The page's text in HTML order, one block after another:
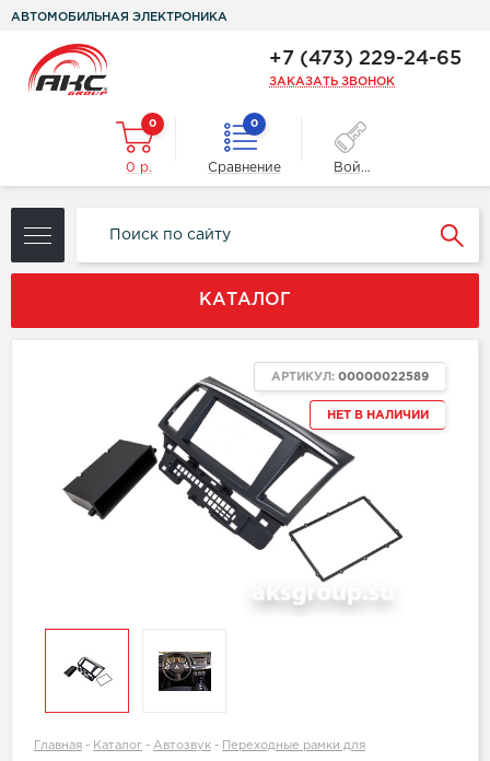
АВТОМОБИЛЬНАЯ ЭЛЕКТРОНИКА
+7 (473) 229-24-65
ЗАКАЗАТЬ ЗВОНОК
0
0 р.
0
Сравнение Войти
КАТАЛОГ
НЕТ В НАЛИЧИИ
АРТИКУЛ: 00000022589
Главная - Каталог - Автозвук -
Переходные рамки для